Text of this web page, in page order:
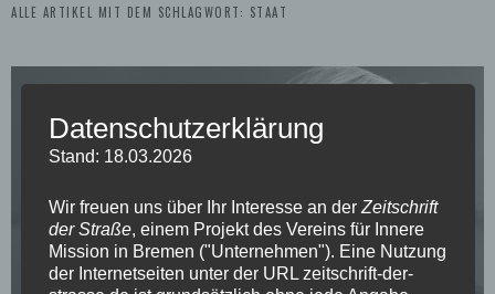
ALLE ARTIKEL MIT DEM SCHLAGWORT: STAAT
Datenschutzerklärung
Stand: 18.03.2026
Wir freuen uns über Ihr Interesse an der Zeitschrift
der Straße, einem Projekt des Vereins für Innere
Mission in Bremen ("Unternehmen"). Eine Nutzung
der Internetseiten unter der URL zeitschrift-der-